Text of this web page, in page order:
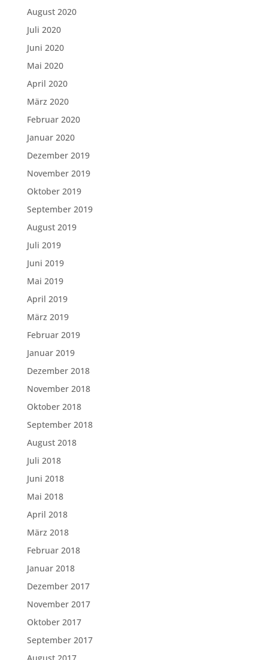
August 2020
Juli 2020
Juni 2020
Mai 2020
April 2020
März 2020
Februar 2020
Januar 2020
Dezember 2019
November 2019
Oktober 2019
September 2019
August 2019
Juli 2019
Juni 2019
Mai 2019
April 2019
März 2019
Februar 2019
Januar 2019
Dezember 2018
November 2018
Oktober 2018
September 2018
August 2018
Juli 2018
Juni 2018
Mai 2018
April 2018
März 2018
Februar 2018
Januar 2018
Dezember 2017
November 2017
Oktober 2017
September 2017